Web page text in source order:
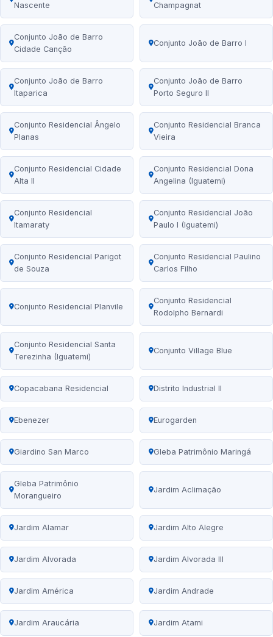
Nascente Champagnat
Conjunto João de Barro
Cidade Canção
Conjunto João de Barro I
Conjunto João de Barro
Itaparica
Conjunto João de Barro
Porto Seguro II
Conjunto Residencial Ângelo
Planas
Conjunto Residencial Branca
Vieira
Conjunto Residencial Cidade
Alta II
Conjunto Residencial Dona
Angelina (Iguatemi)
Conjunto Residencial
Itamaraty
Conjunto Residencial João
Paulo I (Iguatemi)
Conjunto Residencial Parigot
de Souza
Conjunto Residencial Paulino
Carlos Filho
Conjunto Residencial Planvile
Conjunto Residencial
Rodolpho Bernardi
Conjunto Residencial Santa
Terezinha (Iguatemi)
Conjunto Village Blue
Copacabana Residencial Distrito Industrial II
Ebenezer Eurogarden
Giardino San Marco Gleba Patrimônio Maringá
Gleba Patrimônio
Morangueiro
Jardim Aclimação
Jardim Alamar Jardim Alto Alegre
Jardim Alvorada Jardim Alvorada III
Jardim América Jardim Andrade
Jardim Araucária Jardim Atami